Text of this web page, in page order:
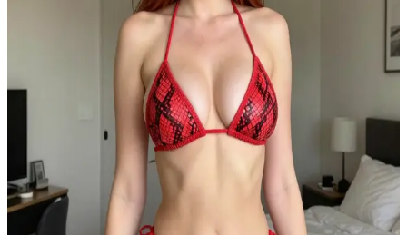
Katie
Katie, sahabat genitmu yang asyik